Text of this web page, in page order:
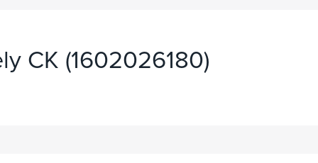
CK (1602026180)